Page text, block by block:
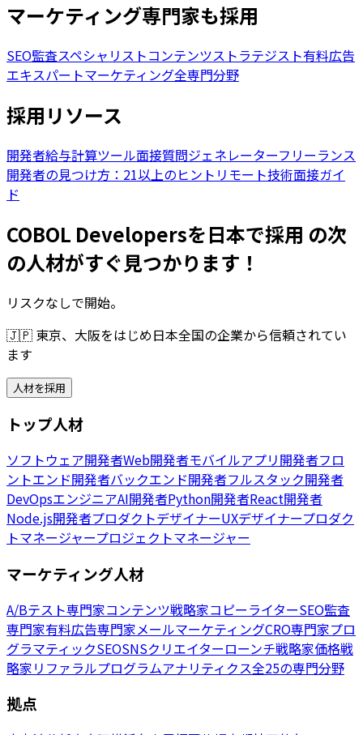
マーケティング専門家も採用
SEO監査スペシャリストコンテンツストラテジスト有料広告
エキスパートマーケティング全専門分野
採用リソース
開発者給与計算ツール面接質問ジェネレーターフリーランス
開発者の見つけ方：21以上のヒント リモート技術面接ガイ
ド
COBOL Developersを日本で採用 の次
の人材がすぐ見つかります！
リスクなしで開始。
🇯🇵 東京、大阪をはじめ日本全国の企業から信頼されてい
ます
人材を採用
トップ人材
ソフトウェア開発者Web開発者モバイルアプリ開発者フロ
ントエンド開発者バックエンド開発者フルスタック開発者
DevOpsエンジニアAI開発者Python開発者React開発者
Node.js開発者プロダクトデザイナーUXデザイナープロダク
トマネージャープロジェクトマネージャー
マーケティング人材
A/Bテスト専門家コンテンツ戦略家コピーライターSEO監査
専門家有料広告専門家メールマーケティングCRO専門家プロ
グラマティックSEOSNSクリエイターローンチ戦略家価格戦
略家リファラルプログラムアナリティクス全25の専門分野
拠点